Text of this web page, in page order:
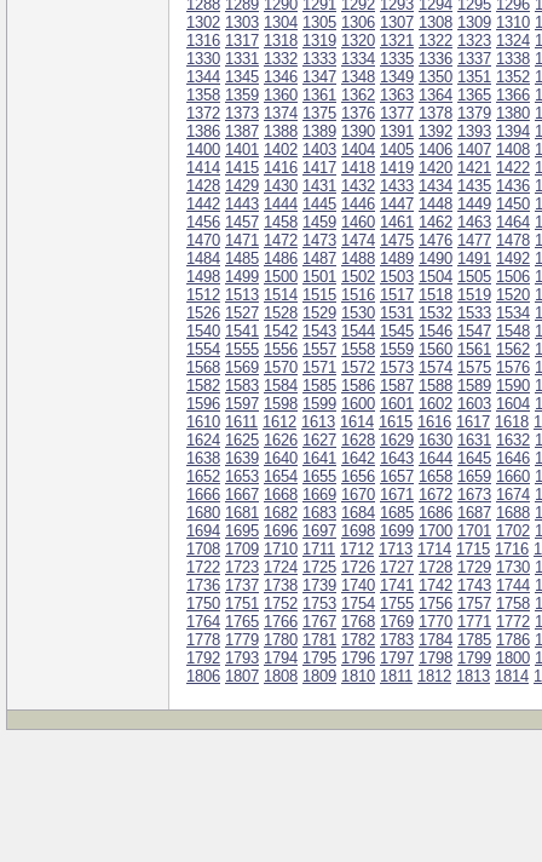
1288 1289 1290 1291 1292 1293 1294 1295 1296
1302 1303 1304 1305 1306 1307 1308 1309 1310
1316 1317 1318 1319 1320 1321 1322 1323 1324
1330 1331 1332 1333 1334 1335 1336 1337 1338
1344 1345 1346 1347 1348 1349 1350 1351 1352
1358 1359 1360 1361 1362 1363 1364 1365 1366
1372 1373 1374 1375 1376 1377 1378 1379 1380
1386 1387 1388 1389 1390 1391 1392 1393 1394
1400 1401 1402 1403 1404 1405 1406 1407 1408
1414 1415 1416 1417 1418 1419 1420 1421 1422
1428 1429 1430 1431 1432 1433 1434 1435 1436
1442 1443 1444 1445 1446 1447 1448 1449 1450
1456 1457 1458 1459 1460 1461 1462 1463 1464
1470 1471 1472 1473 1474 1475 1476 1477 1478
1484 1485 1486 1487 1488 1489 1490 1491 1492
1498 1499 1500 1501 1502 1503 1504 1505 1506
1512 1513 1514 1515 1516 1517 1518 1519 1520
1526 1527 1528 1529 1530 1531 1532 1533 1534
1540 1541 1542 1543 1544 1545 1546 1547 1548
1554 1555 1556 1557 1558 1559 1560 1561 1562
1568 1569 1570 1571 1572 1573 1574 1575 1576
1582 1583 1584 1585 1586 1587 1588 1589 1590
1596 1597 1598 1599 1600 1601 1602 1603 1604
1610 1611 1612 1613 1614 1615 1616 1617 1618
1624 1625 1626 1627 1628 1629 1630 1631 1632
1638 1639 1640 1641 1642 1643 1644 1645 1646
1652 1653 1654 1655 1656 1657 1658 1659 1660
1666 1667 1668 1669 1670 1671 1672 1673 1674
1680 1681 1682 1683 1684 1685 1686 1687 1688
1694 1695 1696 1697 1698 1699 1700 1701 1702
1708 1709 1710 1711 1712 1713 1714 1715 1716
1722 1723 1724 1725 1726 1727 1728 1729 1730
1736 1737 1738 1739 1740 1741 1742 1743 1744
1750 1751 1752 1753 1754 1755 1756 1757 1758
1764 1765 1766 1767 1768 1769 1770 1771 1772
1778 1779 1780 1781 1782 1783 1784 1785 1786
1792 1793 1794 1795 1796 1797 1798 1799 1800
1806 1807 1808 1809 1810 1811 1812 1813 1814